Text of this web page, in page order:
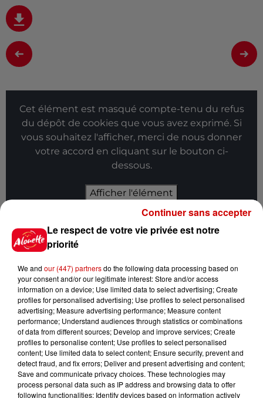
Cet élément est masqué compte-tenu du refus
du dépôt de cookies que vous avez exprimé. Si
vous souhaitez l'afficher, merci de nous donner
votre accord en cliquant sur le bouton ci-
dessous.
Afficher l'élément
Deux-Sèvres : grave accident
entre une voiture et un minibus
5 août 2026
Violences conjugales : le chef
Jean Imbert (Top Chef) rattrapé
par...
Le respect de votre vie privée est notre
priorité
We and our (447) partnersdo the following data processing based on
your consent and/or our legitimate interest: Store and/or access
information on a device; Use limited data to select advertising; Create
profiles for personalised advertising; Use profiles to select personalised
advertising; Measure advertising performance; Measure content
performance; Understand audiences through statistics or combinations
of data from different sources; Develop and improve services; Create
profiles to personalise content; Use profiles to select personalised
content; Use limited data to select content; Ensure security, prevent and
detect fraud, and fix errors; Deliver and present advertising and content;
Save and communicate privacy choices. These technologies may
process personal data such as IP address and browsing data to offer
following functionalities: Identify devices based on information actively
Continuer sans accepter